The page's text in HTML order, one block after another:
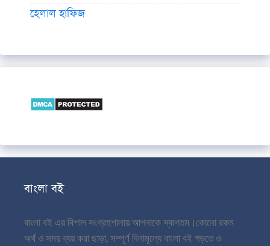
হেলাল হাফিজ
বাংলা বই
বাংলা বই এর বিশাল সংগ্রহশালায় আপনাকে স্বাগতম।কোনো রকম
অর্থ ও সময় ব্যয় করা ছাড়া, সম্পূর্ণ বিনামূল্যে বাংলা বই পড়তে ও